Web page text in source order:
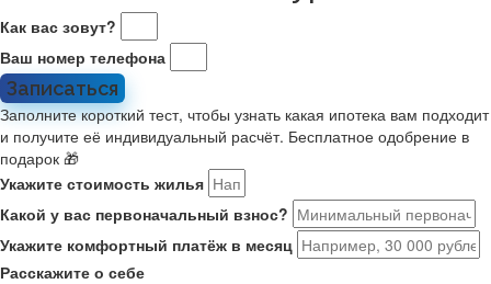
Как вас зовут?
Ваш номер телефона
Записаться
Заполните короткий тест, чтобы узнать какая ипотека вам подходит
и получите её индивидуальный расчёт. Бесплатное одобрение в
подарок 🎁
Укажите стоимость жилья
Какой у вас первоначальный взнос?
Укажите комфортный платёж в месяц
Расскажите о себе